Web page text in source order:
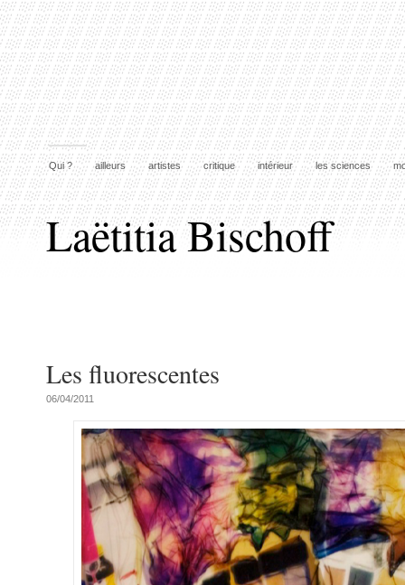
Qui ? ailleurs artistes critique intérieur les sciences
Laëtitia Bischoff
Les fluorescentes
06/04/2011